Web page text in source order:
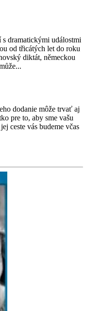
dramatickými událostmi
od třicátých let do roku
diktát, německou
dodanie môže trvať aj
pre to, aby sme vašu
ceste vás budeme včas